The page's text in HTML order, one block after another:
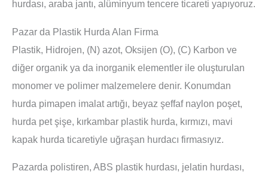
hurdası, araba jantı, alüminyum tencere ticareti yapıyoruz.
Pazar da Plastik Hurda Alan Firma
Plastik, Hidrojen, (N) azot, Oksijen (O), (C) Karbon ve
diğer organik ya da inorganik elementler ile oluşturulan
monomer ve polimer malzemelere denir. Konumdan
hurda pimapen imalat artığı, beyaz şeffaf naylon poşet,
hurda pet şişe, kırkambar plastik hurda, kırmızı, mavi
kapak hurda ticaretiyle uğraşan hurdacı firmasıyız.
Pazarda polistiren, ABS plastik hurdası, jelatin hurdası,